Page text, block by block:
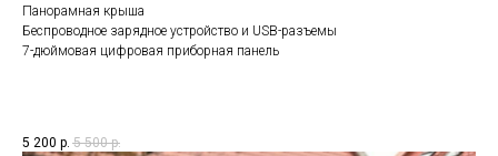
Панорамная крыша
Беспроводное зарядное устройство и USB-разъемы
7-дюймовая цифровая приборная панель
5 200 р. 5 500 р.